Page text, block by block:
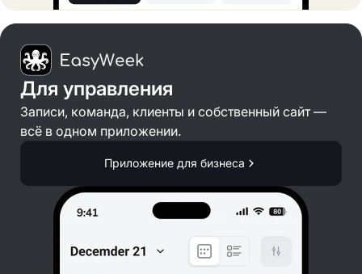
Для управления
Записи, команда, клиенты и собственный сайт —
всё в одном приложении.
Приложение для бизнеса